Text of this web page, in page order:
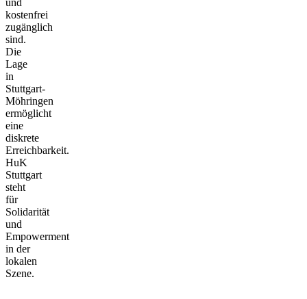
und
kostenfrei
zugänglich
sind.
Die
Lage
in
Stuttgart-
Möhringen
ermöglicht
eine
diskrete
Erreichbarkeit.
HuK
Stuttgart
steht
für
Solidarität
und
Empowerment
in der
lokalen
Szene.